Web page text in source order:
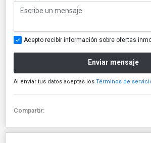
Acepto recibir información sobre ofertas
Enviar mensaje
Al enviar tus datos aceptas los Términos de
Compartir: